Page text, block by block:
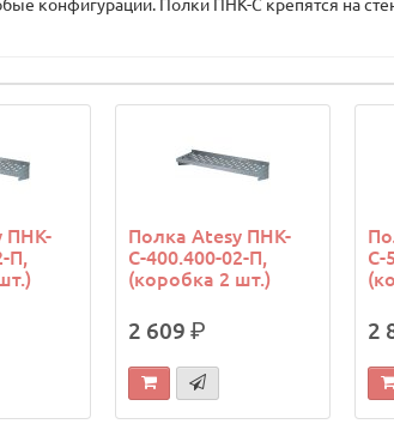
конфигурации. Полки ПНК-С крепятся на
ПНК-
П,
Полка Atesy ПНК-
С-400.400-02-П,
(коробка 2 шт.)
2 609р.
С-
2